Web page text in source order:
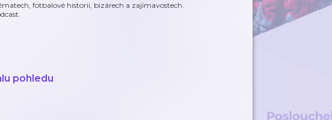
fotbalové historii, bizárech a zajímavostech.
pohledu